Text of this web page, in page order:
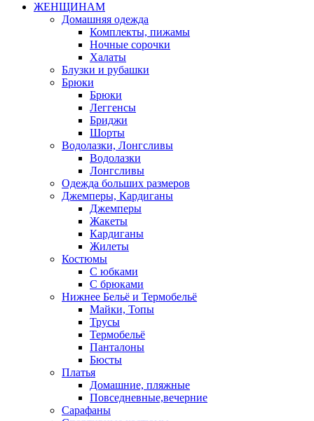
ЖЕНЩИНАМ
Домашняя одежда
Комплекты, пижамы
Ночные сорочки
Халаты
Блузки и рубашки
Брюки
Брюки
Леггенсы
Бриджи
Шорты
Водолазки, Лонгсливы
Водолазки
Лонгсливы
Одежда больших размеров
Джемперы, Кардиганы
Джемперы
Жакеты
Кардиганы
Жилеты
Костюмы
С юбками
С брюками
Нижнее Бельё и Термобельё
Майки, Топы
Трусы
Термобельё
Панталоны
Бюсты
Платья
Домашние, пляжные
Повседневные,вечерние
Сарафаны